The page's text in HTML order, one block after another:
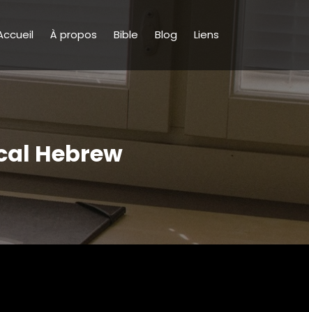
À propos Bible Blog Liens
Hebrew